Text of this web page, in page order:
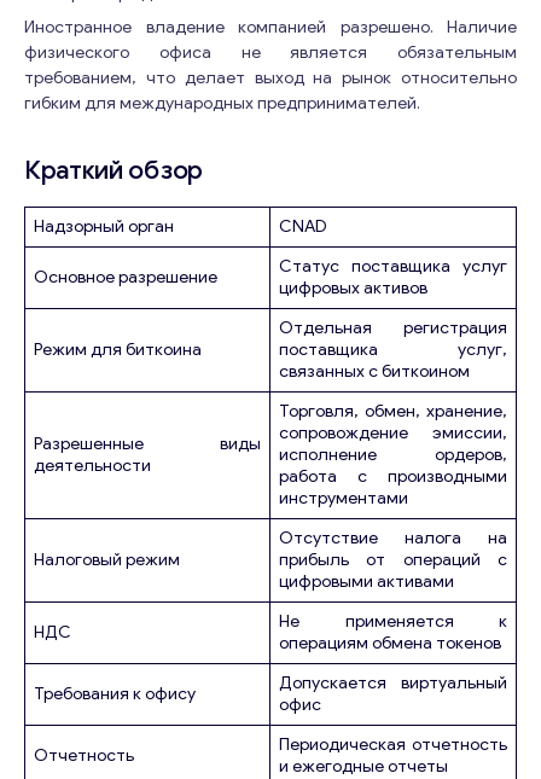
Иностранное владение компанией разрешено. Наличие
физического офиса не является обязательным
требованием, что делает выход на рынок относительно
гибким для международных предпринимателей.
Краткий обзор
Надзорный орган CNAD
Основное разрешение
Статус поставщика услуг
цифровых активов
Режим для биткоина
Отдельная регистрация
поставщика услуг,
связанных с биткоином
Разрешенные виды
деятельности
Торговля, обмен, хранение,
сопровождение эмиссии,
исполнение ордеров,
работа с производными
инструментами
Налоговый режим
Отсутствие налога на
прибыль от операций с
цифровыми активами
НДС
Не применяется к
операциям обмена токенов
Требования к офису
Допускается виртуальный
офис
Отчетность
Периодическая отчетность
и ежегодные отчеты